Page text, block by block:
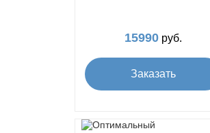
15990 руб.
Заказать